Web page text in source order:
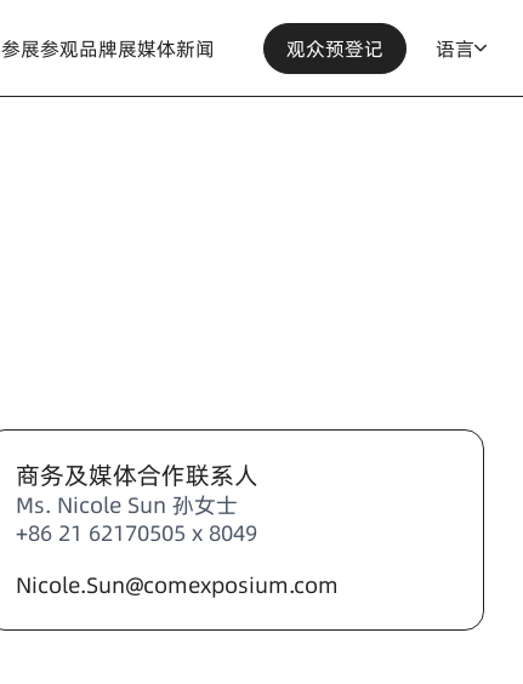
参展参观品牌展媒体新闻 观众预登记 语言
商务及媒体合作联系人
Ms. Nicole Sun 孙女士
+86 21 62170505 x 8049
Nicole.Sun@comexposium.com